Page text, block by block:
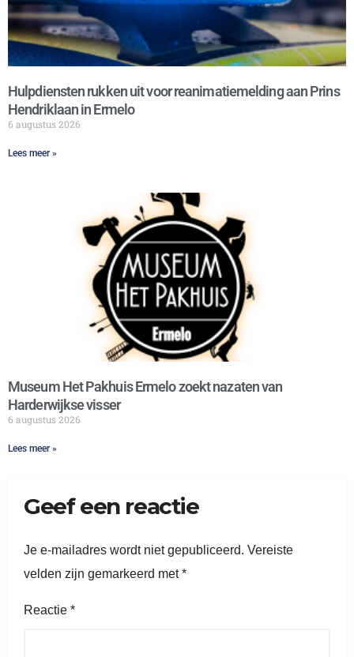
Hulpdiensten rukken uit voor reanimatiemelding aan Prins
Hendriklaan in Ermelo
6 augustus 2026
Lees meer »
Museum Het Pakhuis Ermelo zoekt nazaten van
Harderwijkse visser
6 augustus 2026
Lees meer »
Geef een reactie
Je e-mailadres wordt niet gepubliceerd. Vereiste
velden zijn gemarkeerd met*
Reactie *